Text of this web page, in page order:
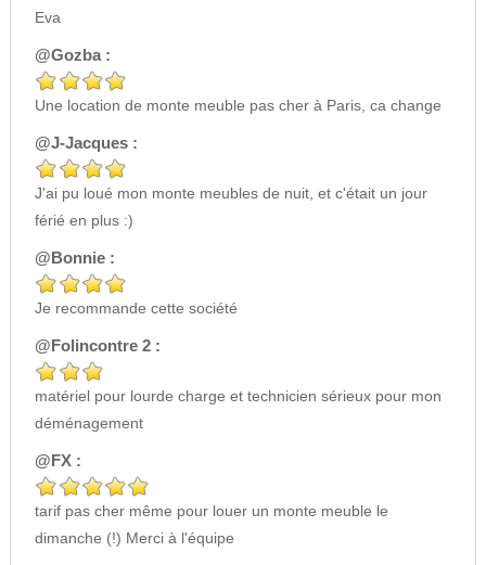
Eva
@Gozba :
Une location de monte meuble pas cher à Paris, ca change
@J-Jacques :
J'ai pu loué mon monte meubles de nuit, et c'était un jour
férié en plus :)
@Bonnie :
Je recommande cette société
@Folincontre 2 :
matériel pour lourde charge et technicien sérieux pour mon
déménagement
@FX :
tarif pas cher même pour louer un monte meuble le
dimanche (!) Merci à l'équipe